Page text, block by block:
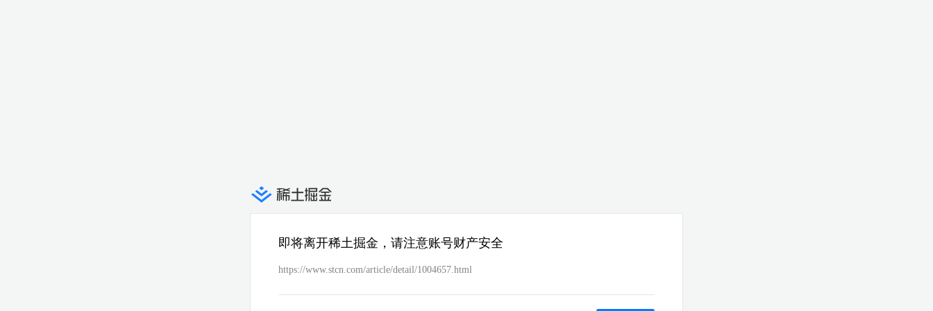
即将离开稀土掘金，请注意账号财产安全
https://www.stcn.com/article/detail/1004657.html